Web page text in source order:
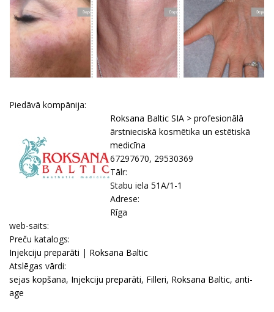
Piedāvā kompānija:
Roksana Baltic SIA > profesionālā
ārstnieciskā kosmētika un estētiskā
medicīna
67297670, 29530369
Tālr:
Stabu iela 51A/1-1
Adrese:
Rīga
web-saits:
Prеču katalogs:
Injekciju preparāti | Roksana Baltic
Atslēgas vārdi:
sejas kopšana, Injekciju preparāti, Filleri, Roksana Baltic, anti-
age